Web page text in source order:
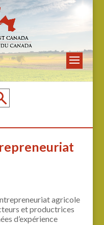
agricole
et productrices
d’expérience